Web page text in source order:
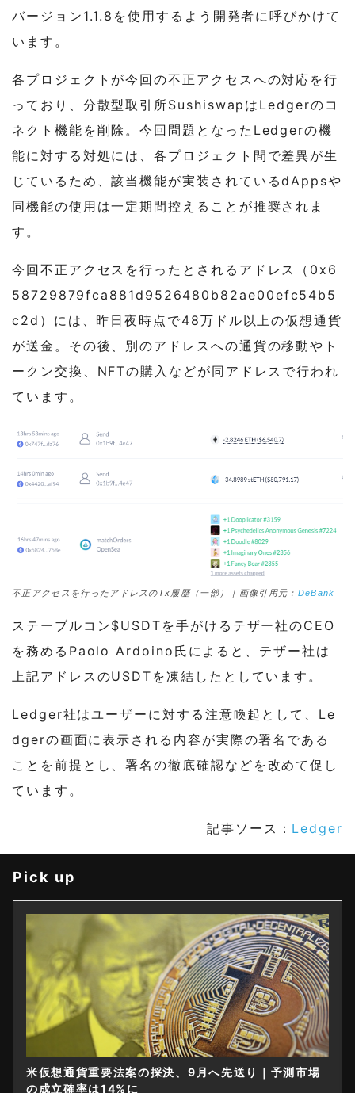
バージョン1.1.8を使用するよう開発者に呼びかけて
います。
各プロジェクトが今回の不正アクセスへの対応を行
っており、分散型取引所SushiswapはLedgerのコ
ネクト機能を削除。今回問題となったLedgerの機
能に対する対処には、各プロジェクト間で差異が生
じているため、該当機能が実装されているdAppsや
同機能の使用は一定期間控えることが推奨されま
す。
今回不正アクセスを行ったとされるアドレス（0x6
58729879fca881d9526480b82ae00efc54b5
c2d）には、昨日夜時点で48万ドル以上の仮想通貨
が送金。その後、別のアドレスへの通貨の移動やト
ークン交換、NFTの購入などが同アドレスで行われ
ています。
不正アクセスを行ったアドレスのTx履歴（一部）｜画像引用元： DeBank
ステーブルコン$USDTを手がけるテザー社のCEO
を務めるPaolo Ardoino氏によると、テザー社は
上記アドレスのUSDTを凍結したとしています。
Ledger社はユーザーに対する注意喚起として、Le
dgerの画面に表示される内容が実際の署名である
ことを前提とし、署名の徹底確認などを改めて促し
ています。
記事ソース： Ledger
Pick up
米仮想通貨重要法案の採決、9月へ先送り｜予測市場
の成立確率は14%に